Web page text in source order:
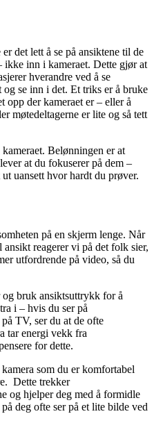
det lett å se på ansiktene til de
ikke inn i kameraet. Dette gjør at
hverandre ved å se
se inn i det. Et triks er å bruke
opp der kameraet er – eller å
møtedeltagerne er lite og så tett
Belønningen er at
at du fokuserer på dem –
uansett hvor hardt du prøver.
på en skjerm lenge. Når
reagerer vi på det folk sier,
utfordrende på video, så du
og bruk ansiktsuttrykk for å
i – hvis du ser på
TV, ser du at de ofte
tar energi vekk fra
for dette.
som du er komfortabel
Dette trekker
og hjelper deg med å formidle
deg ofte ser på et lite bilde ved